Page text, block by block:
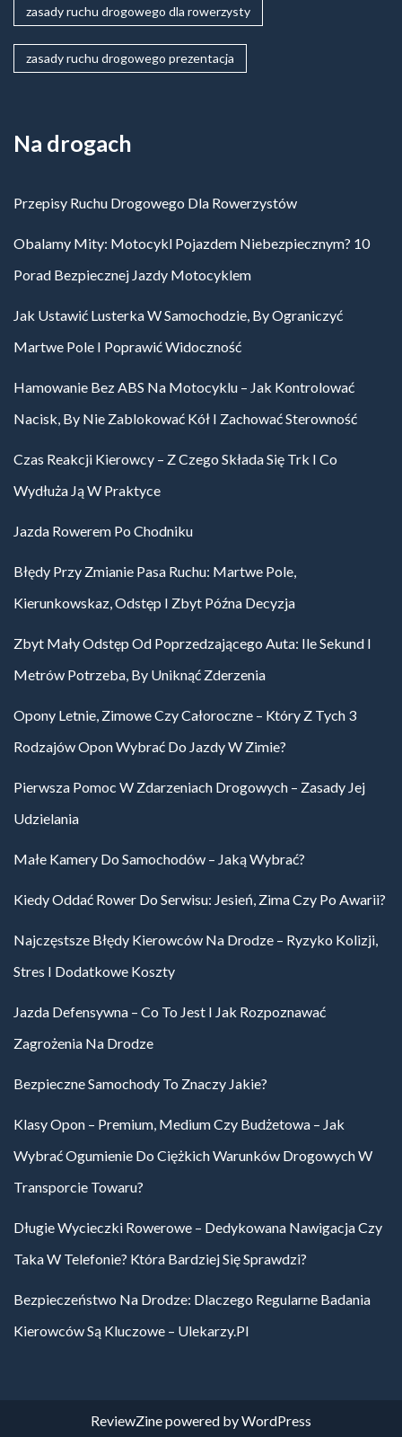
zasady ruchu drogowego dla rowerzysty
zasady ruchu drogowego prezentacja
Na drogach
Przepisy Ruchu Drogowego Dla Rowerzystów
Obalamy Mity: Motocykl Pojazdem Niebezpiecznym? 10
Porad Bezpiecznej Jazdy Motocyklem
Jak Ustawić Lusterka W Samochodzie, By Ograniczyć
Martwe Pole I Poprawić Widoczność
Hamowanie Bez ABS Na Motocyklu – Jak Kontrolować
Nacisk, By Nie Zablokować Kół I Zachować Sterowność
Czas Reakcji Kierowcy – Z Czego Składa Się Trk I Co
Wydłuża Ją W Praktyce
Jazda Rowerem Po Chodniku
Błędy Przy Zmianie Pasa Ruchu: Martwe Pole,
Kierunkowskaz, Odstęp I Zbyt Późna Decyzja
Zbyt Mały Odstęp Od Poprzedzającego Auta: Ile Sekund I
Metrów Potrzeba, By Uniknąć Zderzenia
Opony Letnie, Zimowe Czy Całoroczne – Który Z Tych 3
Rodzajów Opon Wybrać Do Jazdy W Zimie?
Pierwsza Pomoc W Zdarzeniach Drogowych – Zasady Jej
Udzielania
Małe Kamery Do Samochodów – Jaką Wybrać?
Kiedy Oddać Rower Do Serwisu: Jesień, Zima Czy Po Awarii?
Najczęstsze Błędy Kierowców Na Drodze – Ryzyko Kolizji,
Stres I Dodatkowe Koszty
Jazda Defensywna – Co To Jest I Jak Rozpoznawać
Zagrożenia Na Drodze
Bezpieczne Samochody To Znaczy Jakie?
Klasy Opon – Premium, Medium Czy Budżetowa – Jak
Wybrać Ogumienie Do Ciężkich Warunków Drogowych W
Transporcie Towaru?
Długie Wycieczki Rowerowe – Dedykowana Nawigacja Czy
Taka W Telefonie? Która Bardziej Się Sprawdzi?
Bezpieczeństwo Na Drodze: Dlaczego Regularne Badania
Kierowców Są Kluczowe – Ulekarzy.pl
ReviewZinepowered byWordPress